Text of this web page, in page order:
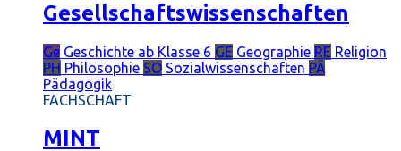
Gesellschaftswissenschaften
Ge Geschichte ab Klasse 6 GE Geographie RE Religion
PH Philosophie SO Sozialwissenschaften PÄ
Pädagogik
FACHSCHAFT
MINT